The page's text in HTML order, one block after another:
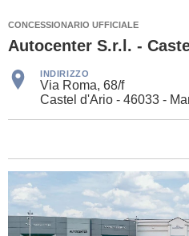
CONCESSIONARIO UFFICIALE
Autocenter S.r.l. -
INDIRIZZO
Via Roma, 68/f
Castel d'Ario - 46033 -